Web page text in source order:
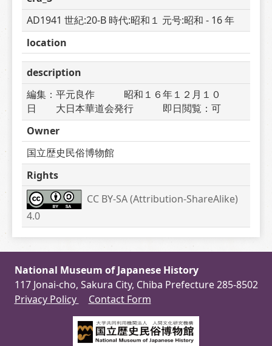
AD1941 世紀:20-B 時代:昭和１ 元号:昭和 - 16 年
location
description
編集：平元良作　　　昭和１６年１２月１０
日　　大日本華道会発行　　　即日閲覧：可
Owner
国立歴史民俗博物館
Rights
CC BY-SA (Attribution-ShareAlike)
4.0
National Museum of Japanese History
117 Jonai-cho, Sakura City, Chiba Prefecture 285-8502
Privacy Policy
Contact Form